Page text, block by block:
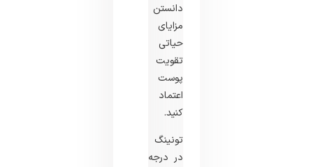
دانستن
مزایای
حیاتی
تقویت
پوست
اعتماد
کنید.
تونینگ
در درجه